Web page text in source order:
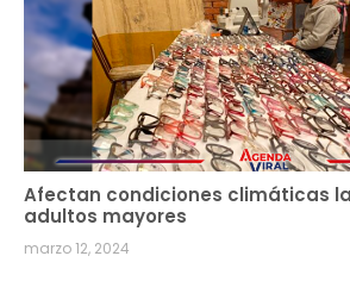
Afectan condiciones climáticas
adultos mayores
marzo 12, 2024